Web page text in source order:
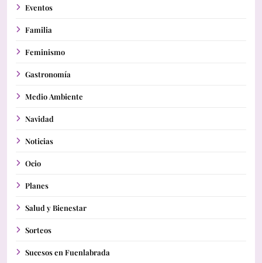
Eventos
Familia
Feminismo
Gastronomía
Medio Ambiente
Navidad
Noticias
Ocio
Planes
Salud y Bienestar
Sorteos
Sucesos en Fuenlabrada